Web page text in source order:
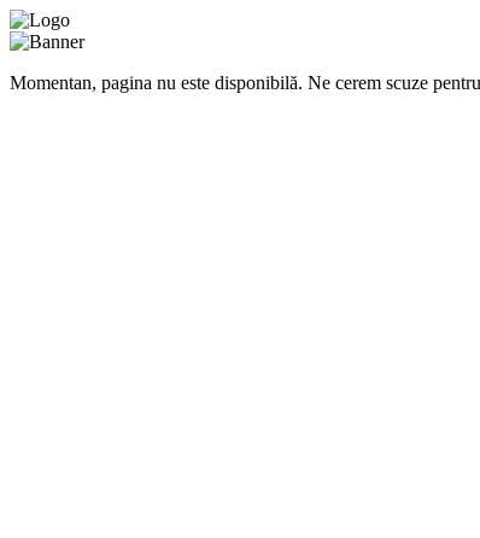
Momentan, pagina nu este disponibilă. Ne cerem scuze